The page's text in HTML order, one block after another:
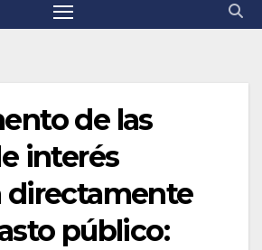
de las
interés
directamente
público: